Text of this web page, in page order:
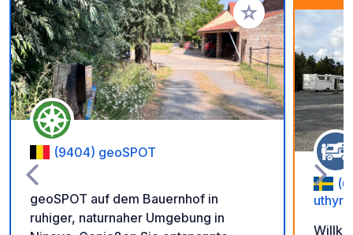
Zu Ihren Favoriten
(9404) geoSPOT
geoSPOT auf dem Bauernhof in
ruhiger, naturnaher Umgebung in